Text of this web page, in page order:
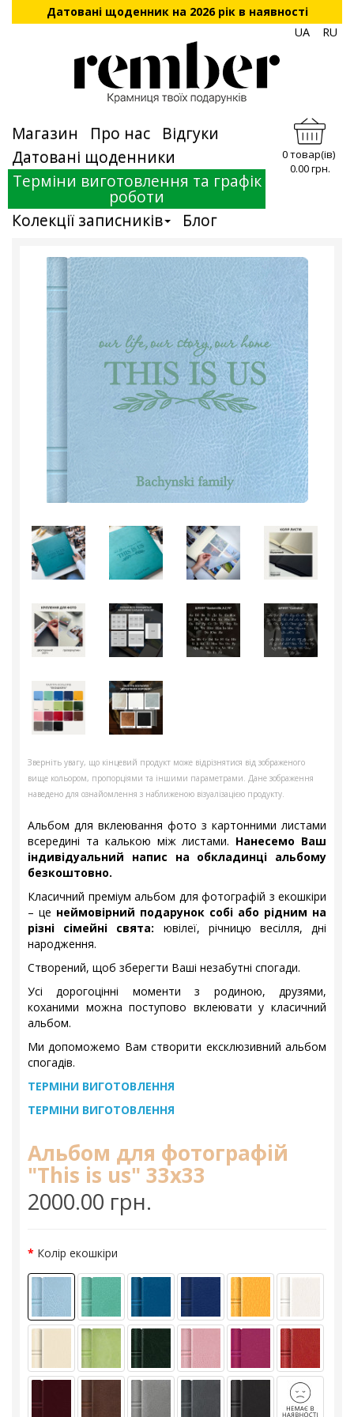
Датовані щоденник на 2026 рік в наявності
UA
RU
Магазин Про нас
Відгуки
Датовані щоденники
Терміни виготовлення та графік
роботи
Колекції записників
Блог
0 товар(ів)
0.00 грн.
Зверніть увагу, що кінцевий продукт може відрізнятися від зображеного
вище кольором, пропорціями та іншими параметрами. Дане зображення
наведено для ознайомлення з наближеною візуалізацією продукту.
Альбом для вклеювання фото з картонними листами
всередині та калькою між листами. Нанесемо Ваш
індивідуальний напис на обкладинці альбому
безкоштовно.
Класичний преміум альбом для фотографій з екошкіри
– це неймовірний подарунок собі або рідним на
різні сімейні свята: ювілеї, річницю весілля, дні
народження.
Створений, щоб зберегти Ваші незабутні спогади.
Усі дорогоцінні моменти з родиною, друзями,
коханими можна поступово вклеювати у класичний
альбом.
Ми допоможемо Вам створити ексклюзивний альбом
спогадів.
ТЕРМІНИ ВИГОТОВЛЕННЯ
ТЕРМІНИ ВИГОТОВЛЕННЯ
Альбом для фотографій
"This is us" 33х33
2000.00 грн.
Колір екошкіри